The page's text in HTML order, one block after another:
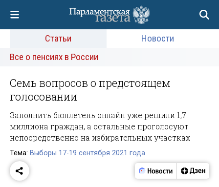
Статьи
Новости
Все о пенсиях в России
Семь вопросов о предстоящем
голосовании
Заполнить бюллетень онлайн уже решили 1,7
миллиона граждан, а остальные проголосуют
непосредственно на избирательных участках
Тема: Выборы 17-19 сентября 2021 года